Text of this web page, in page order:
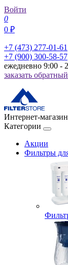
Войти
0
0 ₽
+7 (473) 277-01-61
+7 (900) 300-58-57
ежедневно 9:00 -
заказать
Интернет-
Категории
Акции
Фильтры